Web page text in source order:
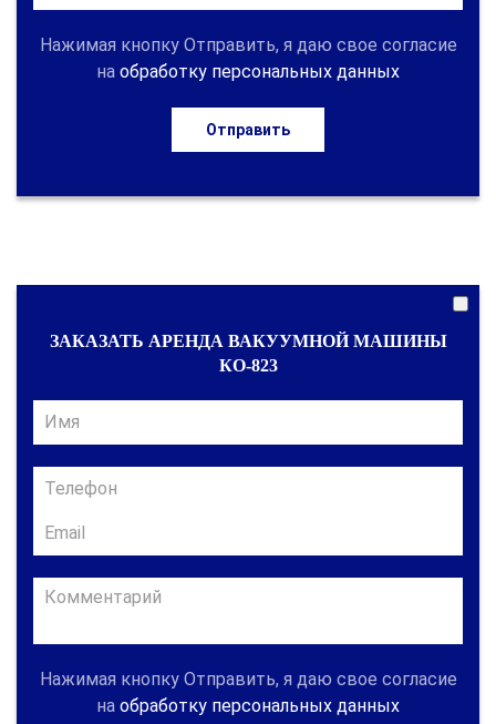
Нажимая кнопку Отправить, я даю свое согласие
на обработку персональных данных
Отправить
ЗАКАЗАТЬ АРЕНДА ВАКУУМНОЙ МАШИНЫ
КО-823
Нажимая кнопку Отправить, я даю свое согласие
на обработку персональных данных